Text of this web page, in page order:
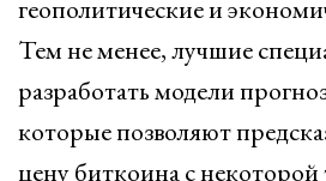
геополитические и
Тем не менее, лучшие
разработать модели
которые позволяют
цену биткоина с некоторой